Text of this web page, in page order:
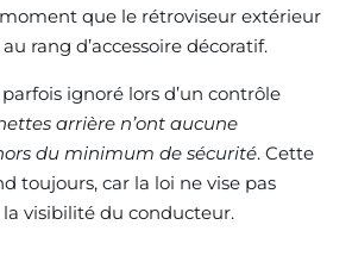
que le rétroviseur extérieur
rang d’accessoire décoratif.
ignoré lors d’un contrôle
arrière n’ont aucune
du minimum de sécurité. Cette
toujours, car la loi ne vise pas
visibilité du conducteur.